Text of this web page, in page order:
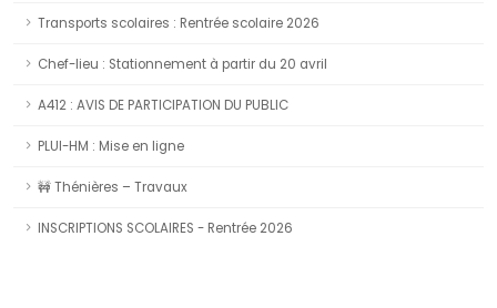
Transports scolaires : Rentrée scolaire 2026
Chef-lieu : Stationnement à partir du 20 avril
A412 : AVIS DE PARTICIPATION DU PUBLIC
PLUI-HM : Mise en ligne
🚧 Thénières – Travaux
INSCRIPTIONS SCOLAIRES - Rentrée 2026